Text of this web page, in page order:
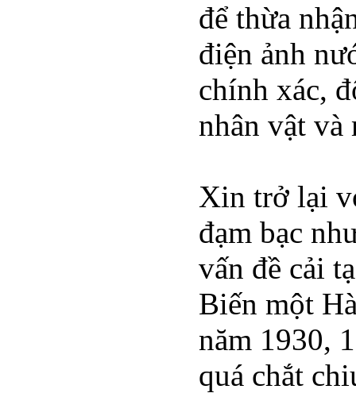
để thừa
điện ảnh
chính xác,
nhân vật và
Xin trở lại
đạm bạc
vấn đề cải
Biến một
năm 1930,
quá chắt